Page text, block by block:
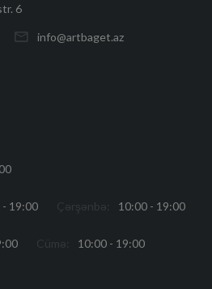
6
info@artbaget.az
- 19:00 Çərşənbə: 10:00 - 19:00
Cümə: 10:00 - 19:00